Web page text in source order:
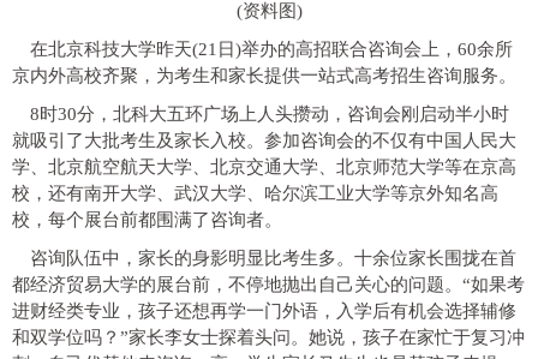
(资料图)
在北京科技大学昨天(21日)举办的高招联合咨询会上，60余所
京内外高校齐聚，为考生和家长提供一站式高考招生咨询服务。
8时30分，北科大五环广场上人头攒动，咨询会刚启动半小时
就吸引了大批考生及家长入校。参加咨询会的不仅有中国人民大
学、北京航空航天大学、北京交通大学、北京师范大学等在京高
校，还有南开大学、武汉大学、哈尔滨工业大学等京外知名高
校，每个展台前都围满了咨询者。
咨询队伍中，家长的身影明显比考生多。十余位家长围拢在首
都经济贸易大学的展台前，不停地抛出自己关心的问题。“如果考
进财经类专业，孩子还想再学一门外语，入学后有机会选择辅修
和双学位吗？”家长李女士探着头问。她说，孩子在家忙于复习冲